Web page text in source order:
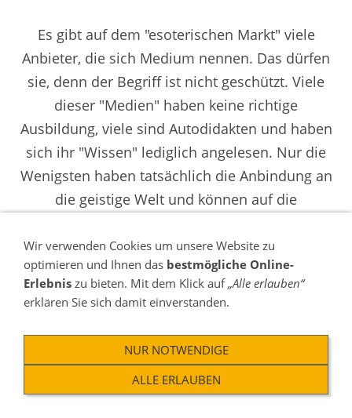
Es gibt auf dem "esoterischen Markt" viele
Anbieter, die sich Medium nennen. Das dürfen
sie, denn der Begriff ist nicht geschützt. Viele
dieser "Medien" haben keine richtige
Ausbildung, viele sind Autodidakten und haben
sich ihr "Wissen" lediglich angelesen. Nur die
Wenigsten haben tatsächlich die Anbindung an
die geistige Welt und können auf die
zurückgreifen. Unsere Medien haben in der
EREAMS-Studiebewiesen, dass 90% der
Aussagen spezifische Beweise enthielten, die sie
Du solltest es Dir selbst wert sein, nicht
irgendwo zu lernen, sondern von den
Wir verwenden Cookies um unsere Website zu
optimieren und Ihnen das bestmögliche Online-
Erlebnis zu bieten. Mit dem Klick auf„Alle erlauben“
erklären Sie sich damit einverstanden.
NUR NOTWENDIGE
ALLE ERLAUBEN